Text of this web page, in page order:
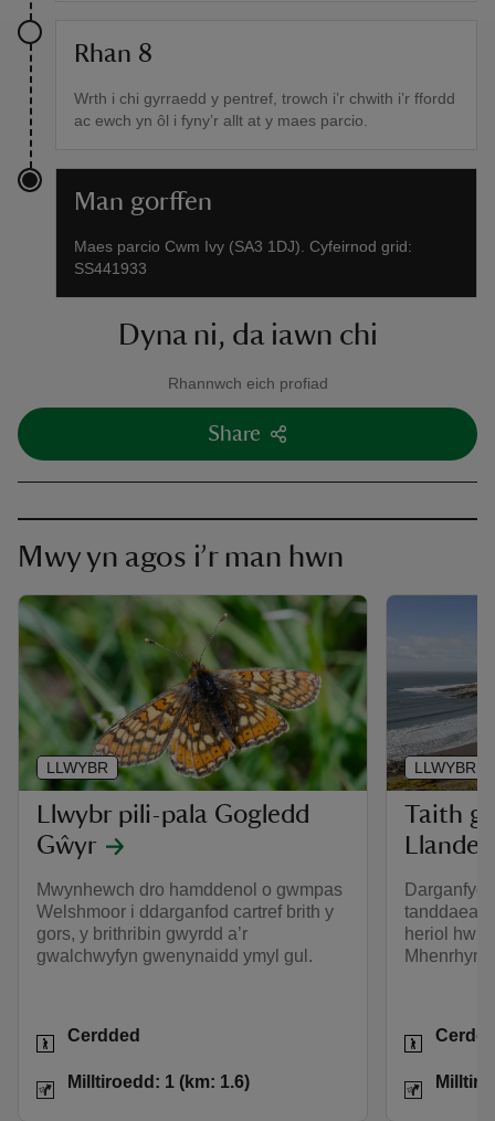
Rhan 8
Wrth i chi gyrraedd y pentref, trowch i’r chwith i’r ffordd
ac ewch yn ôl i fyny’r allt at y maes parcio.
Man gorffen
Maes parcio Cwm Ivy (SA3 1DJ). Cyfeirnod grid:
SS441933
Dyna ni, da iawn chi
Rhannwch eich profiad
Share
Mwy yn agos i’r man hwn
Llwybr pili-pala Gogledd
Gŵyr
Mwynhewch dro hamddenol o gwmpas
Welshmoor i ddarganfod cartref brith y
gors, y brithribin gwyrdd a’r
gwalchwyfyn gwenynaidd ymyl gul.
Gweithgareddau
Cerdded
PellterMilltiroedd: 1 (km: 1.6)
LLWYBR
Taith
heriol hwn
Mhenrhyn
Pellter
LLWYBR